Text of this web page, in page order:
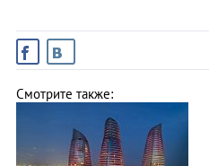
Смотрите также: